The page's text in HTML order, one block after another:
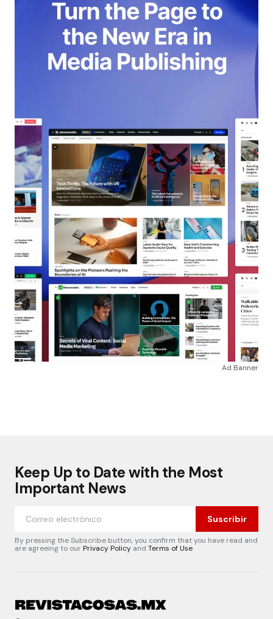
Ad Banner
Keep Up to Date with the Most
Important News
Suscribir
By pressing the Subscribe button, you confirm that you have read and
are agreeing to ourPrivacy Policy and Terms of Use